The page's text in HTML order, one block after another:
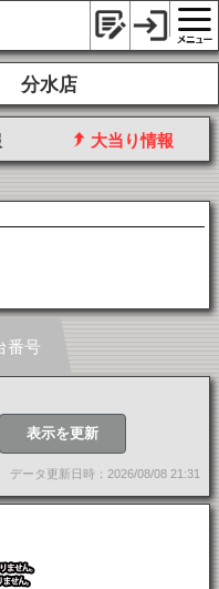
分水店
大当り情報
表示を更新
データ更新日時：2026/08/08 21:31
番号